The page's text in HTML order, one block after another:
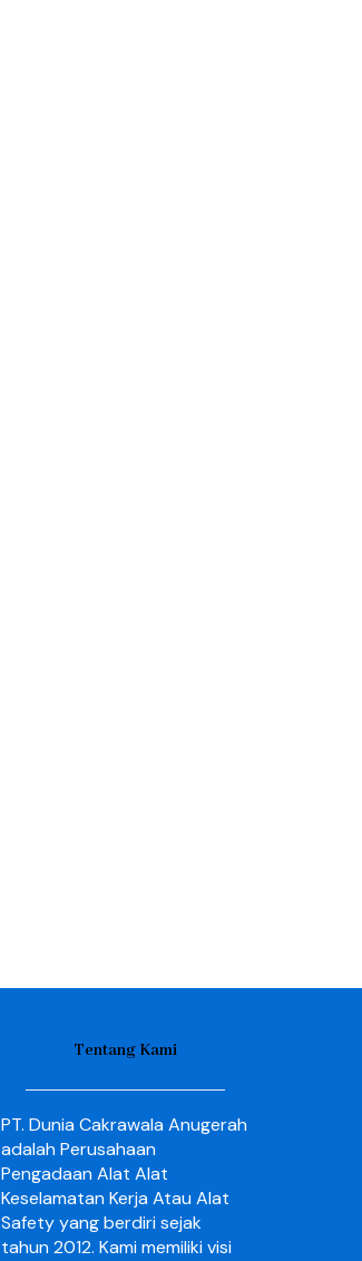
Tentang Kami
PT. Dunia Cakrawala Anugerah
adalah Perusahaan
Pengadaan Alat Alat
Keselamatan Kerja Atau Alat
Safety yang berdiri sejak
tahun 2012. Kami memiliki visi